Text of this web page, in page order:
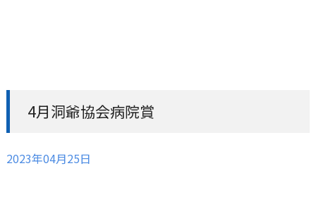
4月洞爺協会病院賞
2023年04月25日